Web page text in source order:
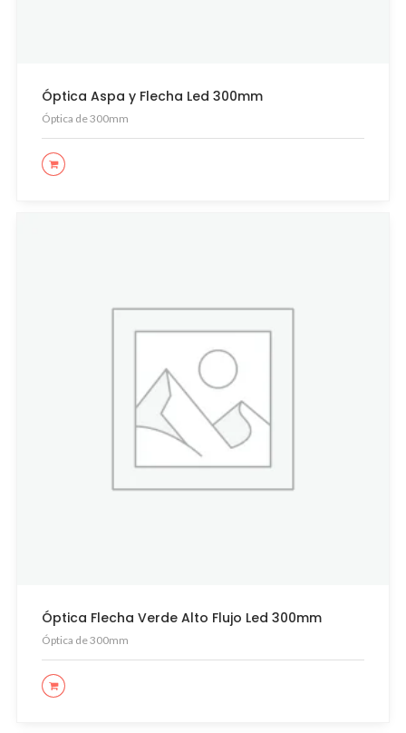
Óptica Aspa y Flecha Led 300mm
Óptica de 300mm
LEER MÁS
Óptica Flecha Verde Alto Flujo Led 300mm
Óptica de 300mm
LEER MÁS